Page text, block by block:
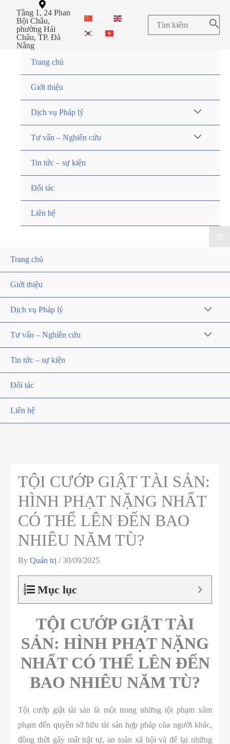
Tầng 1, 24 Phan
Bội Châu,
phường Hải
Châu, TP. Đà
Nẵng
Trang chủ
Giới thiệu
Dịch vụ Pháp lý
Tư vấn – Nghiên cứu
Tin tức – sự kiện
Đối tác
Liên hệ
Trang chủ
Giới thiệu
Dịch vụ Pháp lý
Tư vấn – Nghiên cứu
Tin tức – sự kiện
Đối tác
Liên hệ
TỘI CƯỚP GIẬT TÀI SẢN:
HÌNH PHẠT NẶNG NHẤT
CÓ THỂ LÊN ĐẾN BAO
NHIÊU NĂM TÙ?
By Quản trị /30/09/2025
Mục lục
TỘI CƯỚP GIẬT TÀI
SẢN: HÌNH PHẠT NẶNG
NHẤT CÓ THỂ LÊN ĐẾN
BAO NHIÊU NĂM TÙ?
Tội cướp giật tài sản là một trong những tội phạm xâm
phạm đến quyền sở hữu tài sản hợp pháp của người khác,
đồng thời gây mất trật tự, an toàn xã hội và để lại những